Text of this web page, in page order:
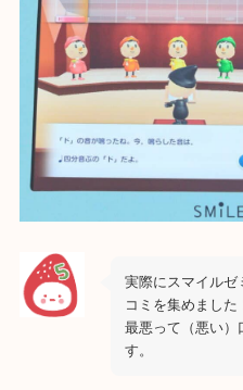
実際にスマイルゼ
コミを集めました
最悪って（悪い）
す。